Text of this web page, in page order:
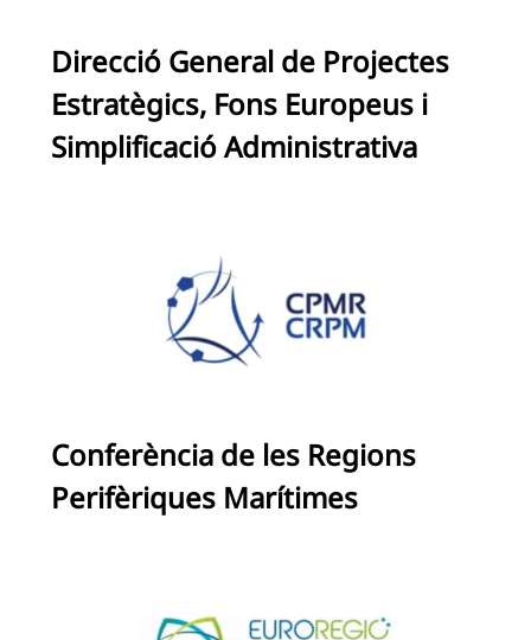
Direcció General de Projectes
Estratègics, Fons Europeus i
Simplificació Administrativa
Conferència de les Regions
Perifèriques Marítimes